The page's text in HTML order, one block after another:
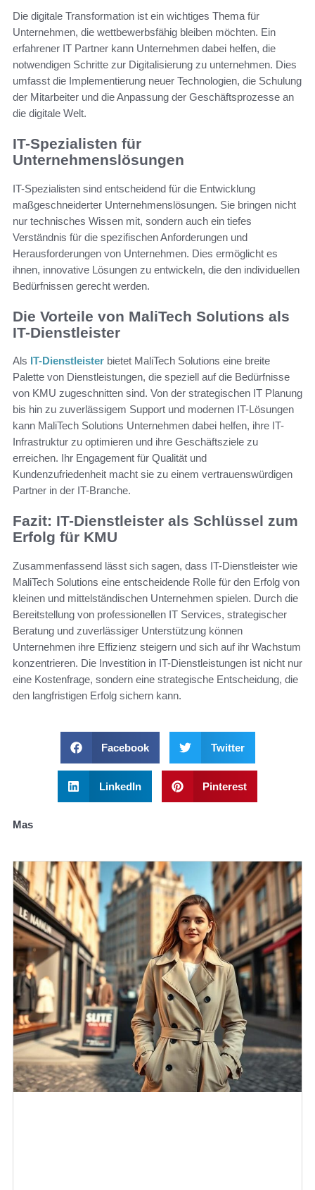
Die digitale Transformation ist ein wichtiges Thema für
Unternehmen, die wettbewerbsfähig bleiben möchten. Ein
erfahrener IT Partner kann Unternehmen dabei helfen, die
notwendigen Schritte zur Digitalisierung zu unternehmen. Dies
umfasst die Implementierung neuer Technologien, die Schulung
der Mitarbeiter und die Anpassung der Geschäftsprozesse an
die digitale Welt.
IT-Spezialisten für
Unternehmenslösungen
IT-Spezialisten sind entscheidend für die Entwicklung
maßgeschneiderter Unternehmenslösungen. Sie bringen nicht
nur technisches Wissen mit, sondern auch ein tiefes
Verständnis für die spezifischen Anforderungen und
Herausforderungen von Unternehmen. Dies ermöglicht es
ihnen, innovative Lösungen zu entwickeln, die den individuellen
Bedürfnissen gerecht werden.
Die Vorteile von MaliTech Solutions als
IT-Dienstleister
Als IT-Dienstleister bietet MaliTech Solutions eine breite
Palette von Dienstleistungen, die speziell auf die Bedürfnisse
von KMU zugeschnitten sind. Von der strategischen IT Planung
bis hin zu zuverlässigem Support und modernen IT-Lösungen
kann MaliTech Solutions Unternehmen dabei helfen, ihre IT-
Infrastruktur zu optimieren und ihre Geschäftsziele zu
erreichen. Ihr Engagement für Qualität und
Kundenzufriedenheit macht sie zu einem vertrauenswürdigen
Partner in der IT-Branche.
Fazit: IT-Dienstleister als Schlüssel zum
Erfolg für KMU
Zusammenfassend lässt sich sagen, dass IT-Dienstleister wie
MaliTech Solutions eine entscheidende Rolle für den Erfolg von
kleinen und mittelständischen Unternehmen spielen. Durch die
Bereitstellung von professionellen IT Services, strategischer
Beratung und zuverlässiger Unterstützung können
Unternehmen ihre Effizienz steigern und sich auf ihr Wachstum
konzentrieren. Die Investition in IT-Dienstleistungen ist nicht nur
eine Kostenfrage, sondern eine strategische Entscheidung, die
den langfristigen Erfolg sichern kann.
Facebook Twitter
LinkedIn Pinterest
Mas